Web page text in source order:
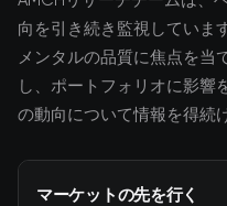
向を引き続き監視していま
メンタルの品質に焦点を当
し、ポートフォリオに影響
の動向について情報を得続
マーケットの先を行く